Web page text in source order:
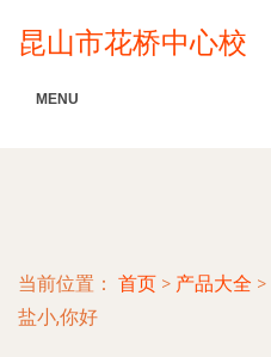
昆山市花桥中心校
MENU
当前位置： 首页 > 产品大全 >
盐小,你好